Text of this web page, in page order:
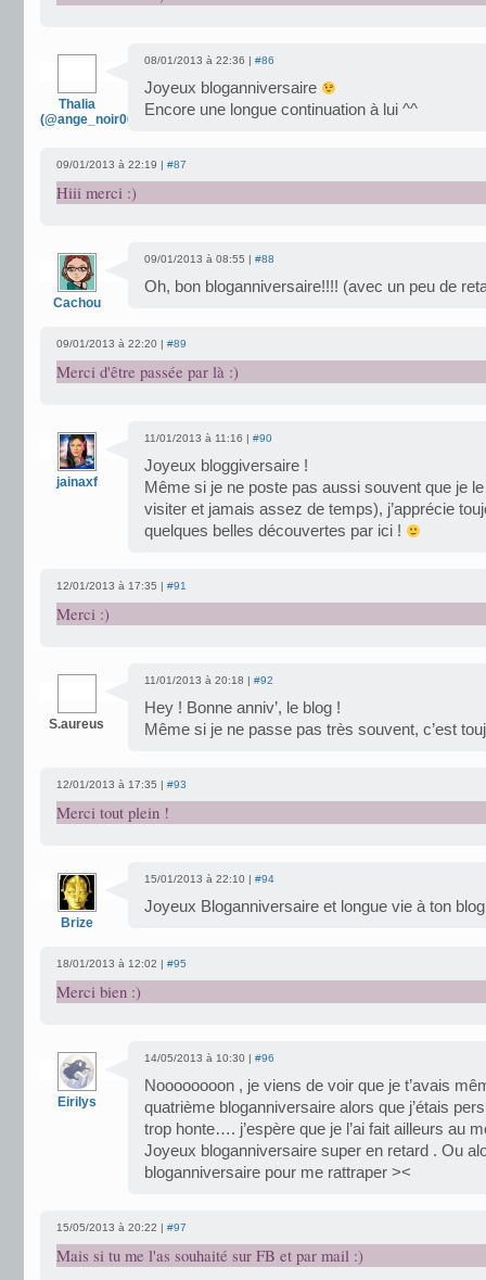
Thalia
(@ange_noir007)
08/01/2013 à 22:36 | #86
Joyeux bloganniversaire
Encore une longue continuation à lui ^^
09/01/2013 à 22:19 | #87
Hiii merci :)
Cachou
09/01/2013 à 08:55 | #88
Oh, bon bloganniversaire!!!! (avec un peu de
09/01/2013 à 22:20 | #89
Merci d'être passée par là :)
jainaxf
11/01/2013 à 11:16 | #90
Joyeux bloggiversaire !
Même si je ne poste pas aussi souvent que je
visiter et jamais assez de temps), j’apprécie
quelques belles découvertes par ici !
12/01/2013 à 17:35 | #91
Merci :)
S.aureus
11/01/2013 à 20:18 | #92
Hey ! Bonne anniv’, le blog !
Même si je ne passe pas très souvent, c’est
12/01/2013 à 17:35 | #93
Merci tout plein !
Brize
15/01/2013 à 22:10 | #94
Joyeux Bloganniversaire et longue vie à ton
18/01/2013 à 12:02 | #95
Merci bien :)
Eirilys
14/05/2013 à 10:30 | #96
Noooooooon , je viens de voir que je t’avais
quatrième bloganniversaire alors que j’étais
trop honte…. j’espère que je l’ai fait ailleurs au
Joyeux bloganniversaire super en retard . Ou
bloganniversaire pour me rattraper ><
15/05/2013 à 20:22 | #97
Mais si tu me l'as souhaité sur FB et par mail :)